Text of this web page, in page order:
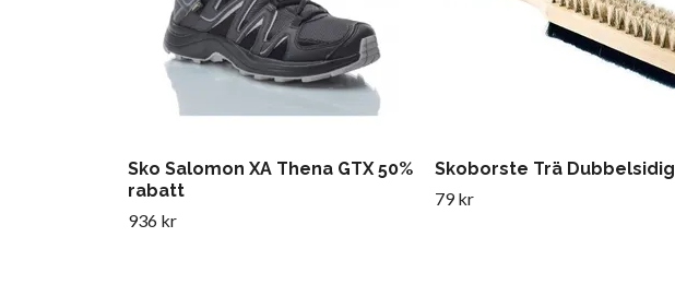
Sko Salomon XA Thena GTX 50%
rabatt
936 kr
Skoborste Trä Dubbelsidig
79 kr